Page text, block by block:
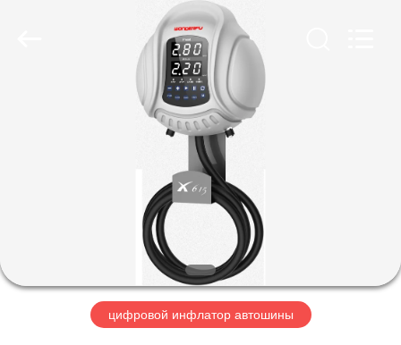
ПУТЕШЕСТВИЕ
ФАБРИКИцифровой инфлатор автошины